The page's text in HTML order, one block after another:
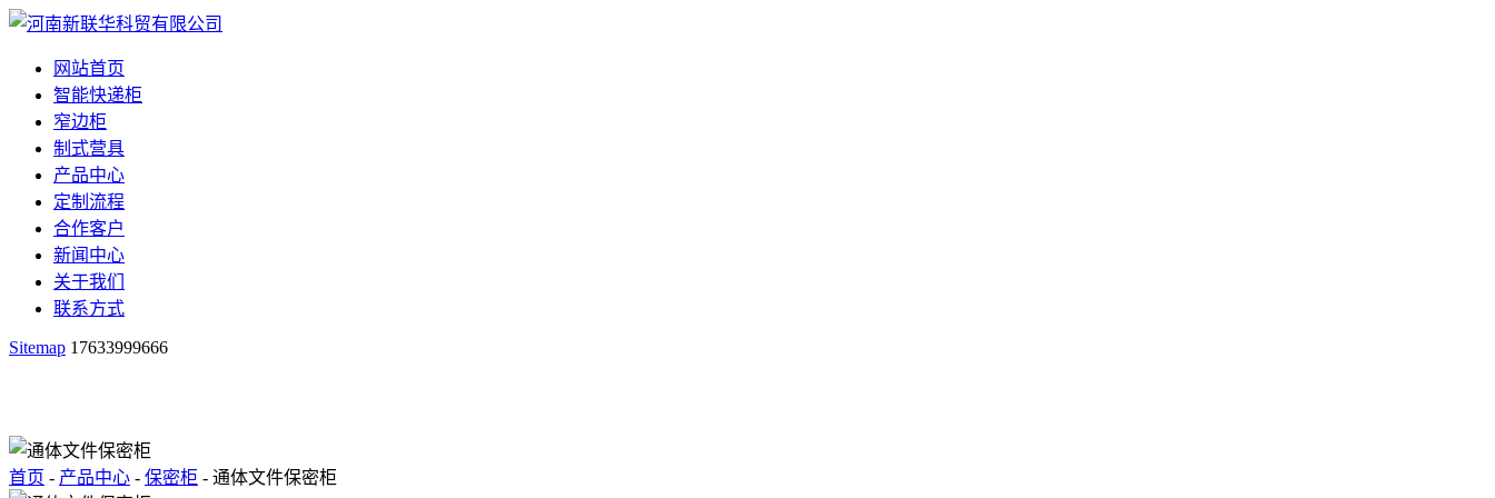
网站首页
智能快递柜
窄边柜
制式营具
产品中心
定制流程
合作客户
新闻中心
关于我们
联系方式
Sitemap 17633999666
首页 - 产品中心 - 保密柜 - 通体文件保密柜